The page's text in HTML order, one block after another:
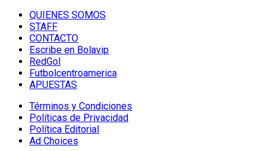
QUIENES SOMOS
STAFF
CONTACTO
Escribe en Bolavip
RedGol
Futbolcentroamerica
APUESTAS
Términos y Condiciones
Políticas de Privacidad
Política Editorial
Ad Choices